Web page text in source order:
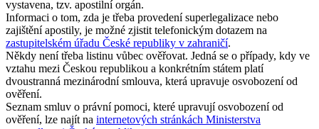
vystavena, tzv. apostilní orgán.
Informaci o tom, zda je třeba provedení superlegalizace nebo
zajištění apostily, je možné zjistit telefonickým dotazem na
zastupitelském úřadu České republiky v zahraničí.
Někdy není třeba listinu vůbec ověřovat. Jedná se o případy, kdy ve
vztahu mezi Českou republikou a konkrétním státem platí
dvoustranná mezinárodní smlouva, která upravuje osvobození od
ověření.
Seznam smluv o právní pomoci, které upravují osvobození od
ověření, lze najít na internetových stránkách Ministerstva